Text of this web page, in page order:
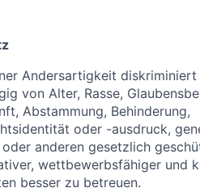
Andersartigkeit
von Alter, Rasse,
Abstammung, Behinderung,
oder -ausdruck,
anderen gesetzlich
wettbewerbsfähiger und
besser zu betreuen.